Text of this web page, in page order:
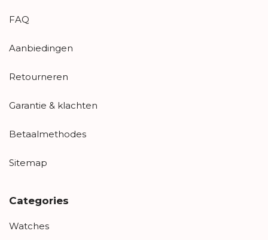
FAQ
Aanbiedingen
Retourneren
Garantie & klachten
Betaalmethodes
Sitemap
Categories
Watches